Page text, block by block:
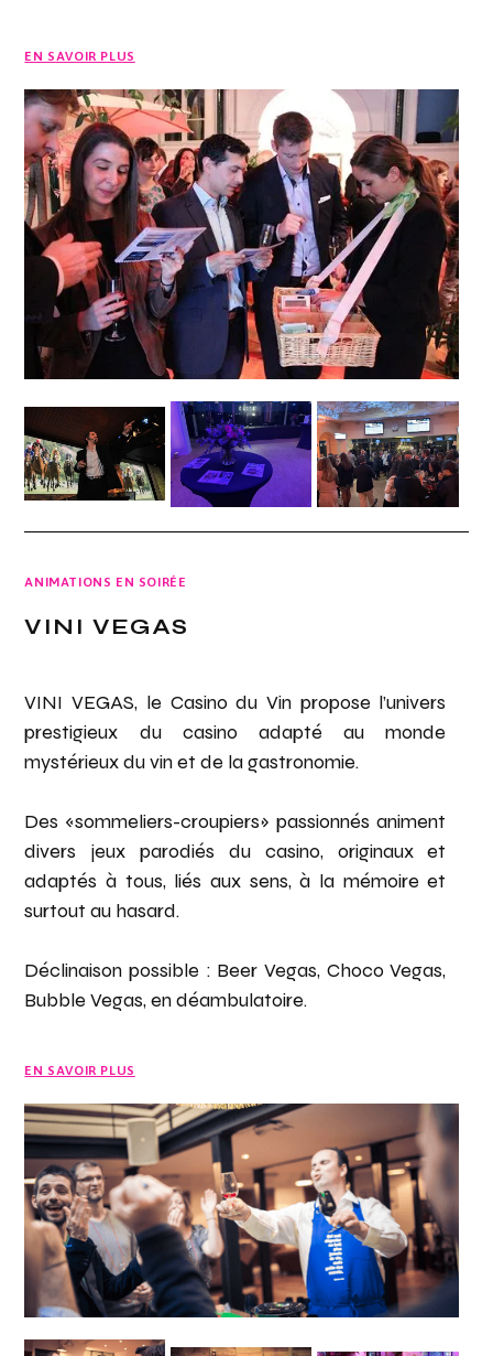
EN SAVOIR PLUS
ANIMATIONS EN SOIRÉE
VINI VEGAS
VINI VEGAS, le Casino du Vin propose l’univers
prestigieux du casino adapté au monde
mystérieux du vin et de la gastronomie.
Des «sommeliers-croupiers» passionnés animent
divers jeux parodiés du casino, originaux et
adaptés à tous, liés aux sens, à la mémoire et
surtout au hasard.
Déclinaison possible : Beer Vegas, Choco Vegas,
Bubble Vegas, en déambulatoire.
EN SAVOIR PLUS